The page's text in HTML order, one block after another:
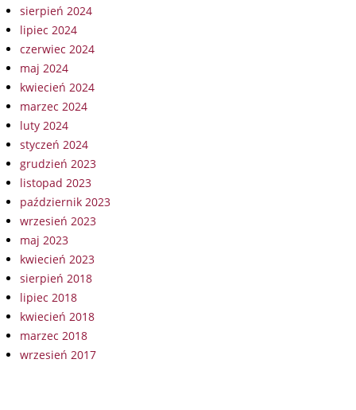
sierpień 2024
lipiec 2024
czerwiec 2024
maj 2024
kwiecień 2024
marzec 2024
luty 2024
styczeń 2024
grudzień 2023
listopad 2023
październik 2023
wrzesień 2023
maj 2023
kwiecień 2023
sierpień 2018
lipiec 2018
kwiecień 2018
marzec 2018
wrzesień 2017